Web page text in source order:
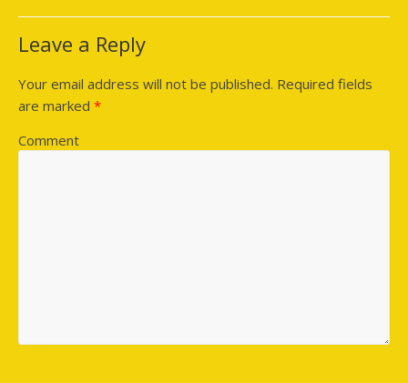
Leave a Reply
Your email address will not be published. Required fields
are marked *
Comment